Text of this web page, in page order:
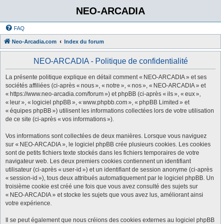
NEO-ARCADIA
FAQ
Neo-Arcadia.com Index du forum
NEO-ARCADIA - Politique de confidentialité
La présente politique explique en détail comment « NEO-ARCADIA » et ses
sociétés affiliées (ci-après « nous », « notre », « nos », « NEO-ARCADIA » et
« https://www.neo-arcadia.com/forum ») et phpBB (ci-après « ils », « eux »,
« leur », « logiciel phpBB », « www.phpbb.com », « phpBB Limited » et
« équipes phpBB ») utilisent les informations collectées lors de votre utilisation
de ce site (ci-après « vos informations »).
Vos informations sont collectées de deux manières. Lorsque vous naviguez
sur « NEO-ARCADIA », le logiciel phpBB crée plusieurs cookies. Les cookies
sont de petits fichiers texte stockés dans les fichiers temporaires de votre
navigateur web. Les deux premiers cookies contiennent un identifiant
utilisateur (ci-après « user-id ») et un identifiant de session anonyme (ci-après
« session-id »), tous deux attribués automatiquement par le logiciel phpBB. Un
troisième cookie est créé une fois que vous avez consulté des sujets sur
« NEO-ARCADIA » et stocke les sujets que vous avez lus, améliorant ainsi
votre expérience.
Il se peut également que nous créions des cookies externes au logiciel phpBB